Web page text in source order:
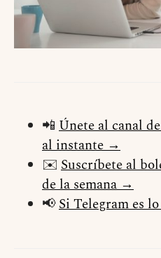
📲 Únete al canal
al instante →
✉️ Suscríbete al
de la semana →
📢Si Telegram es